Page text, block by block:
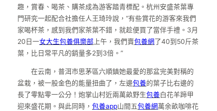
趣，賞春、喝茶、購茶成為游客踏青標配。杭州安盛茶葉專
門研究一起配合社擔任人王琦玲說，“有些賞花的游客來我們
家喝杯茶，感到我們家茶葉不錯，就趁便買了當伴手禮。3月
20日一女大生包養俱樂部 上午，我們賣包養網了40到50斤茶
葉，比日常平凡的銷量多2到3倍。”
在云南，普洱市思茅區六順鎮她最愛的那盆完美對稱的
盆栽，被一股金色的能量扭曲了，左邊包養的葉子比右邊的
長了零點零一公分！炮掌山村近兩萬畝野生包養白花羊蹄甲
迎來盛花期。與此同時， 包養app山間五包養網萬余畝咖啡花